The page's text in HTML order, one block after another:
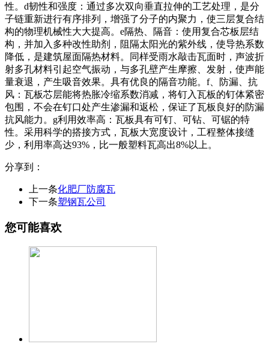
性。d韧性和强度：通过多次双向垂直拉伸的工艺处理，是分
子链重新进行有序排列，增强了分子的内聚力，使三层复合结
构的物理机械性大大提高。e隔热、隔音：使用复合芯板层结
构，并加入多种改性助剂，阻隔太阳光的紫外线，使导热系数
降低，是建筑屋面隔热材料。同样受雨水敲击瓦面时，声波折
射多孔材料引起空气振动，与多孔壁产生摩擦、发射，使声能
量衰退，产生吸音效果。具有优良的隔音功能。f、防漏、抗
风：瓦板芯层能将热胀冷缩系数消减，将钉入瓦板的钉体紧密
包围，不会在钉口处产生渗漏和返松，保证了瓦板良好的防漏
抗风能力。g利用效率高：瓦板具有可钉、可钻、可锯的特
性。采用科学的搭接方式，瓦板大宽度设计，工程整体接缝
少，利用率高达93%，比一般塑料瓦高出8%以上。
分享到：
上一条化肥厂防腐瓦
下一条塑钢瓦公司
您可能喜欢